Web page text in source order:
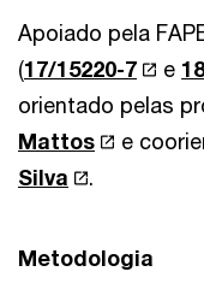
Apoiado pela
(17/15220-7 e
orientado pelas
Mattos
e
Silva
.
Metodologia